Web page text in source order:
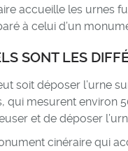
accueille les urnes
à celui d’un
SONT LES
soit déposer l’urne
qui mesurent environ
et de déposer
cinéraire qui